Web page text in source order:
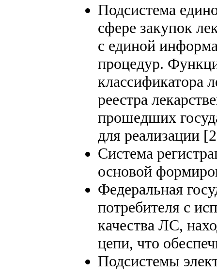
Подсистема
сфере закупок
с единой
процедур.
классификатора
реестра
прошедших
для реализации
Система
основой
Федеральная
потребителя с
качества ЛС,
цепи, что
Подсистемы